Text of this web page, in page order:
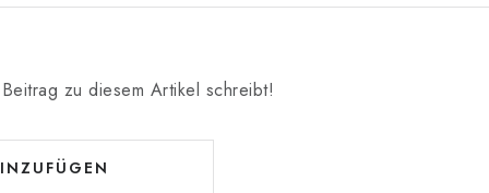
zu diesem Artikel schreibt!